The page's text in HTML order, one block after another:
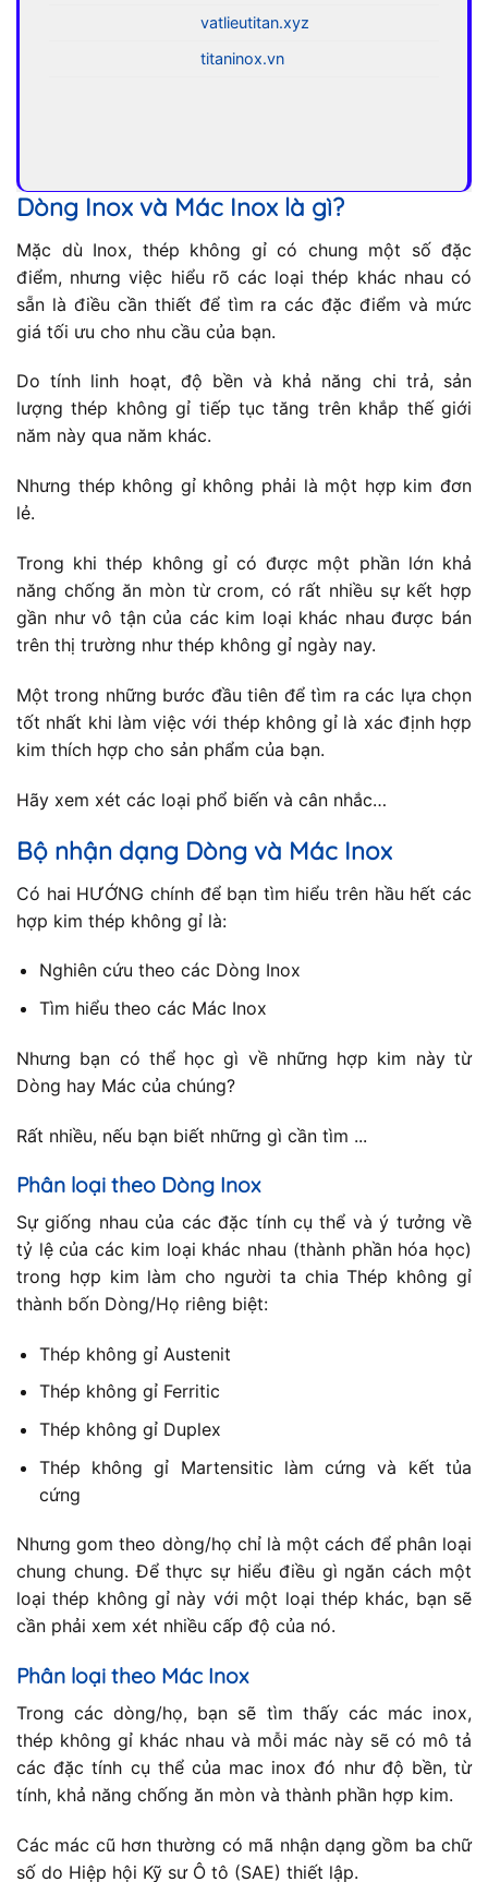
vatlieutitan.xyz
titaninox.vn
Dòng Inox và Mác Inox là gì?
Mặc dù Inox, thép không gỉ có chung một số đặc
điểm, nhưng việc hiểu rõ các loại thép khác nhau có
sẵn là điều cần thiết để tìm ra các đặc điểm và mức
giá tối ưu cho nhu cầu của bạn.
Do tính linh hoạt, độ bền và khả năng chi trả, sản
lượng thép không gỉ tiếp tục tăng trên khắp thế giới
năm này qua năm khác.
Nhưng thép không gỉ không phải là một hợp kim đơn
lẻ.
Trong khi thép không gỉ có được một phần lớn khả
năng chống ăn mòn từ crom, có rất nhiều sự kết hợp
gần như vô tận của các kim loại khác nhau được bán
trên thị trường như thép không gỉ ngày nay.
Một trong những bước đầu tiên để tìm ra các lựa chọn
tốt nhất khi làm việc với thép không gỉ là xác định hợp
kim thích hợp cho sản phẩm của bạn.
Hãy xem xét các loại phổ biến và cân nhắc…
Bộ nhận dạng Dòng và Mác Inox
Có hai HƯỚNG chính để bạn tìm hiểu trên hầu hết các
hợp kim thép không gỉ là:
Nghiên cứu theo các Dòng Inox
Tìm hiểu theo các Mác Inox
Nhưng bạn có thể học gì về những hợp kim này từ
Dòng hay Mác của chúng?
Rất nhiều, nếu bạn biết những gì cần tìm ...
Phân loại theo Dòng Inox
Sự giống nhau của các đặc tính cụ thể và ý tưởng về
tỷ lệ của các kim loại khác nhau (thành phần hóa học)
trong hợp kim làm cho người ta chia Thép không gỉ
thành bốn Dòng/Họ riêng biệt:
Thép không gỉ Austenit
Thép không gỉ Ferritic
Thép không gỉ Duplex
Thép không gỉ Martensitic làm cứng và kết tủa
cứng
Nhưng gom theo dòng/họ chỉ là một cách để phân loại
chung chung. Để thực sự hiểu điều gì ngăn cách một
loại thép không gỉ này với một loại thép khác, bạn sẽ
cần phải xem xét nhiều cấp độ của nó.
Phân loại theo Mác Inox
Trong các dòng/họ, bạn sẽ tìm thấy các mác inox,
thép không gỉ khác nhau và mỗi mác này sẽ có mô tả
các đặc tính cụ thể của mac inox đó như độ bền, từ
tính, khả năng chống ăn mòn và thành phần hợp kim.
Các mác cũ hơn thường có mã nhận dạng gồm ba chữ
số do Hiệp hội Kỹ sư Ô tô (SAE) thiết lập.